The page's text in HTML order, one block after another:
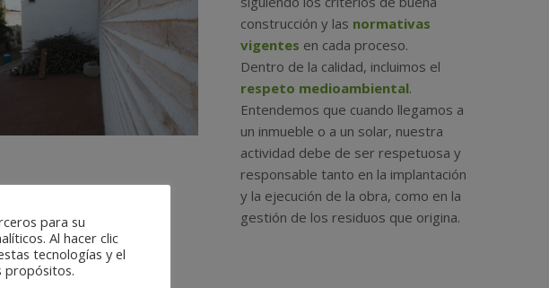
construcción y las normativas
vigentes en cada proceso.
Dentro de la calidad, incluimos el
respeto medioambiental.
Entendemos que cuando llegamos a
un inmueble o a un solar, nuestra
actividad debe de ser respetuosa y
responsable tanto en la implantación
y la ejecución de la obra, como en la
gestión de los residuos que origina.
para su
Al hacer clic
tecnologías y el
propósitos.